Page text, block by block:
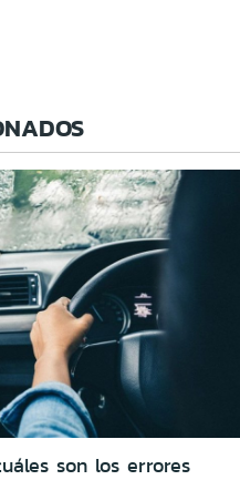
son los errores